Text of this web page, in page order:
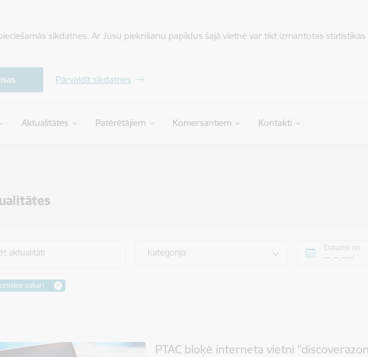
sīkdatnes. Ar Jūsu piekrišanu papildus šajā vietnē var tikt izmantotas
Pārvaldīt sīkdatnes
Aktualitātes Patērētājiem Komersantiem Kontakti
aktualitāti Kategorija Datums no
sakari
PTAC bloķē interneta vietni